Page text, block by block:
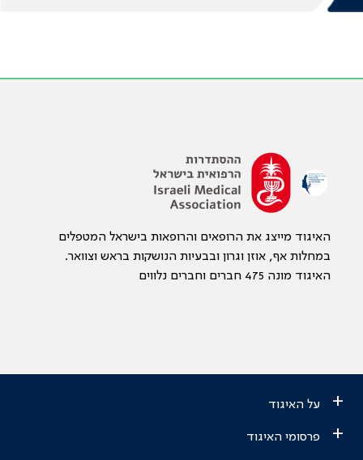
האיגוד מייצג את הרופאים והרופאות בישראל המטפלים
במחלות אף, אוזן וגרון ובבעיות הנושקות בראש וצוואר.
האיגוד מונה 475 חברים וחברים נלווים
+ על האיגוד
+ פרסומי האיגוד